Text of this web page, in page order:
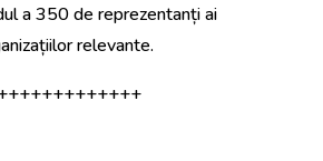
a 350 de reprezentanți ai
relevante.